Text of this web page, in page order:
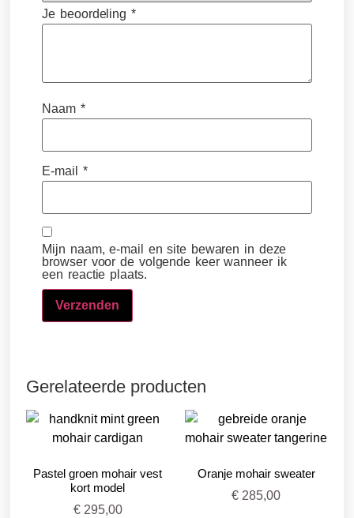
Je beoordeling *
Naam *
E-mail *
Mijn naam, e-mail en site bewaren in deze
browser voor de volgende keer wanneer ik
een reactie plaats.
Gerelateerde producten
Pastel groen mohair vest
kort model
€295,00
Oranje mohair sweater
€ 285,00